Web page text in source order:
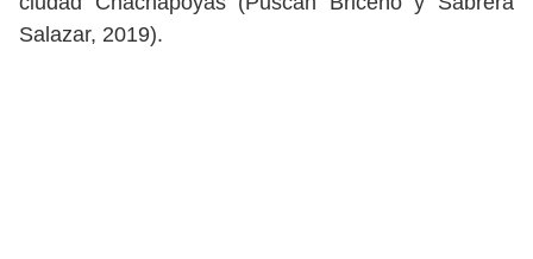
Salazar, 2019).